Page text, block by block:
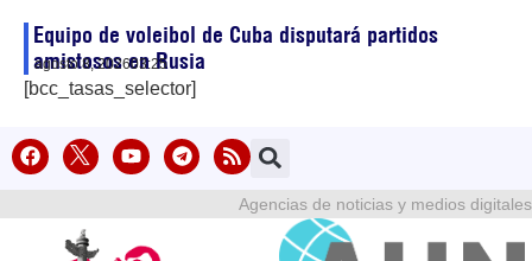
Equipo de voleibol de Cuba disputará partidos
amistosos en Rusia
agosto 8, 202603:25
[bcc_tasas_selector]
Agencias de noticias y medios digitales